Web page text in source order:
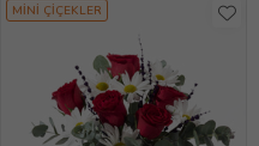
MİNİ ÇİÇEKLER